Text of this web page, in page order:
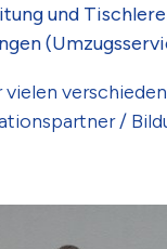
und
/